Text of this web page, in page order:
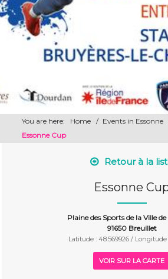
You are here: Home / Events in Essonne
Essonne Cup
Retour à la
Essonne
Plaine des Sports de la Ville
91650 Breuillet
Latitude : 48.569926 / Longitude :
VOIR SUR LA CARTE